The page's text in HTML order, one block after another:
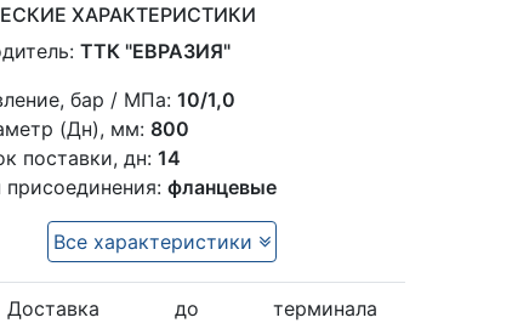
ХАРАКТЕРИСТИКИ
ТТК "ЕВРАЗИЯ"
бар / МПа:10/1,0
(Дн), мм: 800
поставки, дн:14
присоединения:фланцевые
Все характеристики
Доставка до терминала